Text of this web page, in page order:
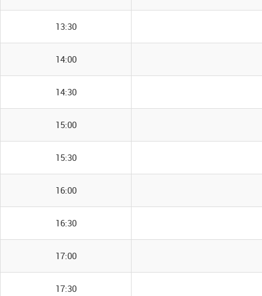
13:30
14:00
14:30
15:00
15:30
16:00
16:30
17:00
17:30